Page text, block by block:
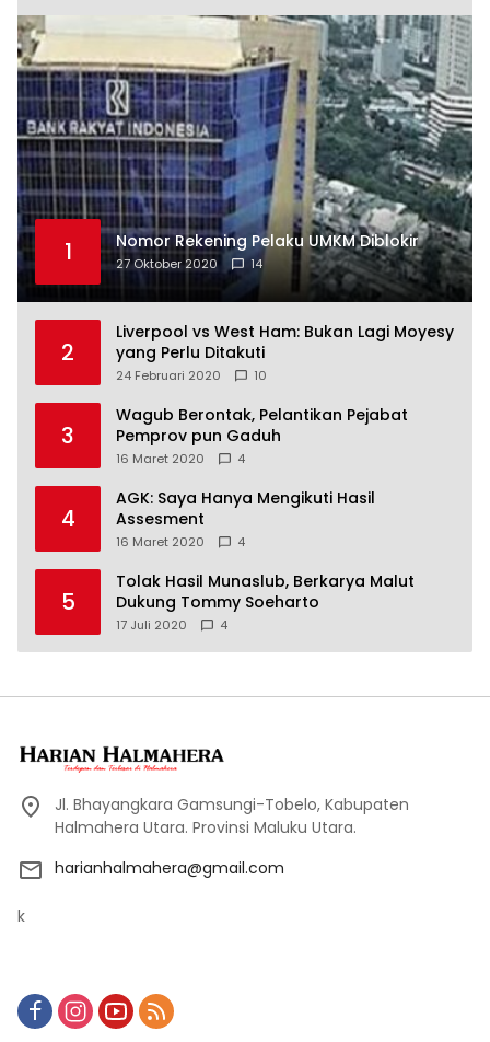
1 Nomor Rekening Pelaku UMKM Diblokir
27 Oktober 2020 14
2
Liverpool vs West Ham: Bukan Lagi Moyesy
yang Perlu Ditakuti
24 Februari 2020 10
3
Wagub Berontak, Pelantikan Pejabat
Pemprov pun Gaduh
16 Maret 2020 4
4
AGK: Saya Hanya Mengikuti Hasil
Assesment
16 Maret 2020 4
5
Tolak Hasil Munaslub, Berkarya Malut
Dukung Tommy Soeharto
17 Juli 2020 4
Jl. Bhayangkara Gamsungi-Tobelo, Kabupaten
Halmahera Utara. Provinsi Maluku Utara.
harianhalmahera@gmail.com
k